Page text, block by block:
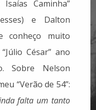
Caminha”
e Dalton
conheço muito
César” ano
Sobre Nelson
“Verão de 54”:
falta um tanto